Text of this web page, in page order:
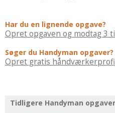
Udskiftning Og Montage
Om Materialer
Tips Og Tests
VVS
Har du en lignende opgave?
Opret opgaven og modtag 3
Søger du Handyman opgaver?
Opret gratis
Tidligere Handyman